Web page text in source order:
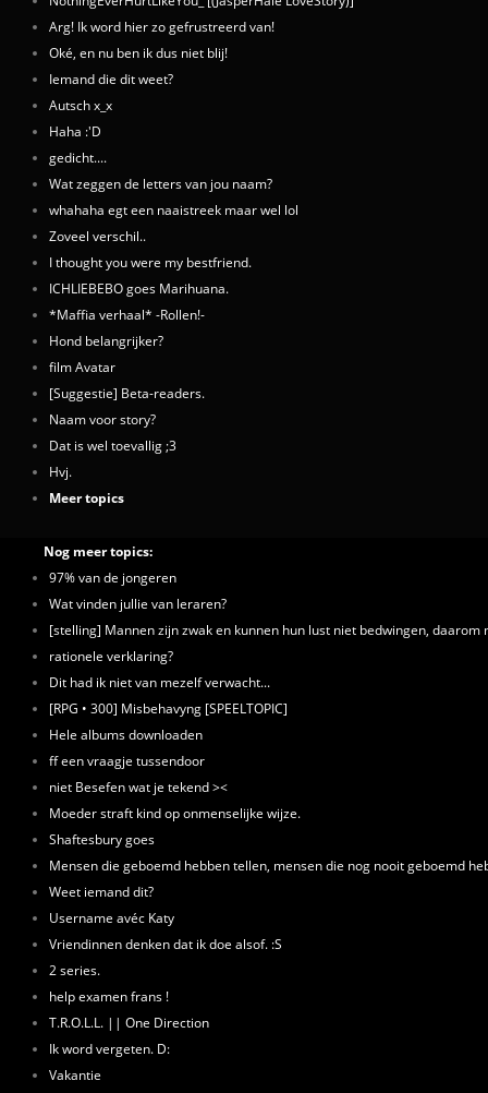
Arg! Ik word hier zo gefrustreerd van!
Oké, en nu ben ik dus niet blij!
Iemand die dit weet?
Autsch x_x
Haha :'D
gedicht....
Wat zeggen de letters van jou naam?
whahaha egt een naaistreek maar wel lol
Zoveel verschil..
I thought you were my bestfriend.
ICHLIEBEBO goes Marihuana.
*Maffia verhaal* -Rollen!-
Hond belangrijker?
film Avatar
[Suggestie] Beta-readers.
Naam voor story?
Dat is wel toevallig ;3
Hvj.
Meer topics
Nog meer topics:
97% van de jongeren
Wat vinden jullie van leraren?
[stelling] Mannen zijn zwak en kunnen hun lust niet bedwingen,
rationele verklaring?
Dit had ik niet van mezelf verwacht...
[RPG • 300] Misbehavyng [SPEELTOPIC]
Hele albums downloaden
ff een vraagje tussendoor
niet Besefen wat je tekend ><
Moeder straft kind op onmenselijke wijze.
Shaftesbury goes
Mensen die geboemd hebben tellen, mensen die nog nooit geboemd
Weet iemand dit?
Username avéc Katy
Vriendinnen denken dat ik doe alsof. :S
2 series.
help examen frans !
T.R.O.L.L. || One Direction
Ik word vergeten. D:
Vakantie